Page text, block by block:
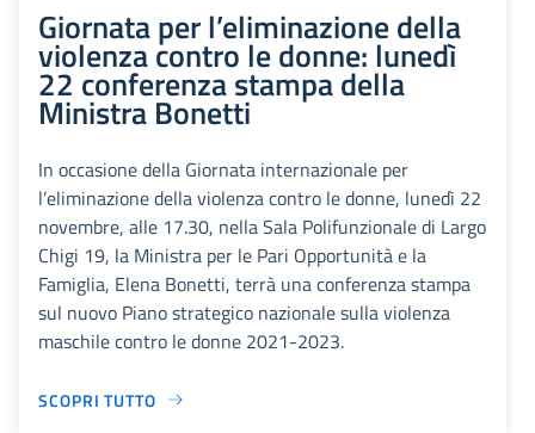
Giornata per l’eliminazione della
violenza contro le donne: lunedì
22 conferenza stampa della
Ministra Bonetti
In occasione della Giornata internazionale per
l’eliminazione della violenza contro le donne, lunedì 22
novembre, alle 17.30, nella Sala Polifunzionale di Largo
Chigi 19, la Ministra per le Pari Opportunità e la
Famiglia, Elena Bonetti, terrà una conferenza stampa
sul nuovo Piano strategico nazionale sulla violenza
maschile contro le donne 2021-2023.
SCOPRI TUTTO